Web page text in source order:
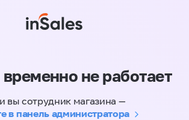
не работает
вы сотрудник магазина —
в панель администратора